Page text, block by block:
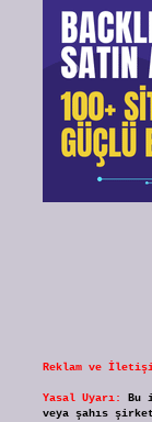
Reklam ve
Yasal Uyarı:
Bu
veya şahıs